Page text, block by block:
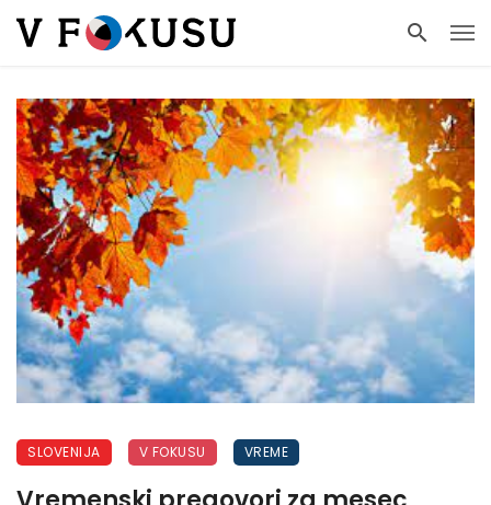
SLOVENIJA V FOKUSU VREME